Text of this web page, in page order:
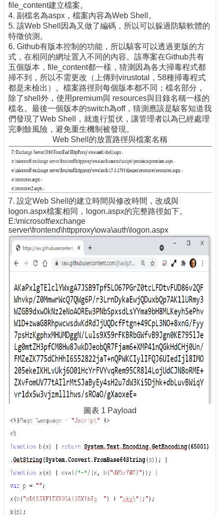
file_content建立檔案。
4. 副檔名為aspx，檔案內容為Web Shell。
5. 該Web Shell因為又做了編碼，所以可以躲過防駭軟體的
特徵偵測。
6. Github有版本控制的功能，所以駭客可以透過更版的方
式，在相同的網址置入不同的內容。該專案在Github共有
五個版本，file_content都一樣，猜測因為各大掃毒程式都
掃不到，所以不需更改（上傳到virustotal，58種掃毒程式
都是未檢出）。檔案路徑則每個版本都不同；檔名部分，
除了shell外，使用premium與 resources與目錄名稱一樣的
檔名。最後一個版本的switch為off，猜測應該是駭客知道我
們發現了Web Shell，就進行蜇伏，讓管理者以為已經處理
完剩餘風險，避免重生機制被發現。
Web Shell的放置路徑與檔案名稱
7. 設定Web Shell的建立時間與修改時間，改成與
logon.aspx檔案相同，logon.aspx的完整路徑如下。
E:\microsoft\exchange
server\frontend\httpproxy\owa\auth\logon.aspx
圖表 1 Payload